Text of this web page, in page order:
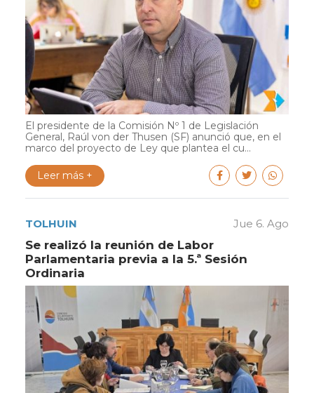
El presidente de la Comisión Nº 1 de Legislación
General, Raúl von der Thusen (SF) anunció que, en el
marco del proyecto de Ley que plantea el cu...
Leer más +
TOLHUIN Jue 6. Ago
Se realizó la reunión de Labor
Parlamentaria previa a la 5.ª Sesión
Ordinaria